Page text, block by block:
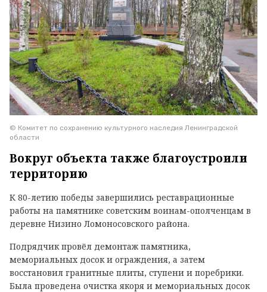
© Комитет по сохранению культурного наследия Ленинградской
области
Вокруг объекта также благоустроили
территорию
К 80-летию победы завершились реставрационные
работы на памятнике советским воинам-ополченцам в
деревне Низино Ломоносовского района.
Подрядчик провёл демонтаж памятника,
мемориальных досок и ограждения, а затем
восстановил гранитные плиты, ступени и поребрики.
Была проведена очистка якоря и мемориальных досок